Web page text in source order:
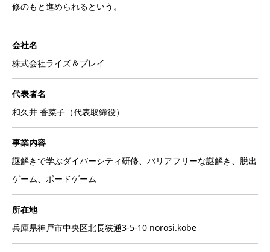
修のもと進められるという。
会社名
株式会社ライズ＆プレイ
代表者名
和久井 香菜子（代表取締役）
事業内容
謎解きで学ぶダイバーシティ研修、バリアフリーな謎解き、脱出
ゲーム、ボードゲーム
所在地
兵庫県神戸市中央区北長狭通3-5-10 norosi.kobe